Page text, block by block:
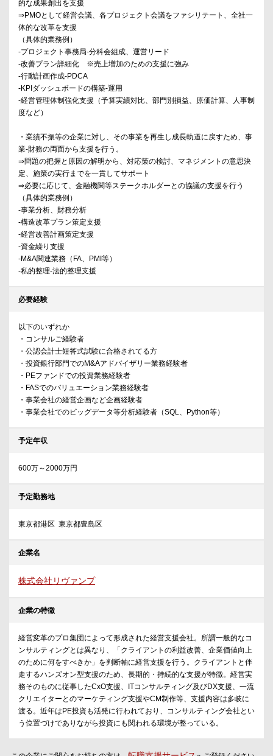
的な成果創出を支援
⇒PMOとして経営会議、各プロジェクト会議をファシリテート、全社一
体的な改革を支援
（具体的業務例）
-プロジェクト事務局-分科会組成、運営リード
-改善プラン詳細化 ※売上増加のための支援に強み
-行動計画作成-PDCA
-KPIダッシュボードの構築-運用
-経営管理体制強化支援（予算実績対比、部門別損益、原価計算、人事制
度など）
・業績不振等の企業に対し、その事業を再生し成長軌道に戻すため、事
業-財務の両面から支援を行う。
⇒問題の把握と原因の解明から、対応策の検討、マネジメントの意思決
定、施策の実行までを一貫してサポート
⇒必要に応じて、金融機関等ステークホルダーとの協議の支援を行う
（具体的業務例）
-事業分析、財務分析
-構造改革プラン策定支援
-経営改善計画策定支援
-資金繰り支援
-M&A関連業務（FA、PMI等）
-私的整理-法的整理支援
必要経験
以下のいずれか
・コンサルご経験者
・公認会計士短答式試験に合格されてる方
・投資銀行部門でのM&Aアドバイザリー業務経験者
・PEファンドでの投資業務経験者
・FASでのバリュエーション業務経験者
・事業会社の経営企画など企画経験者
・事業会社でのビッグデータ等分析経験者（SQL、Python等）
予定年収
600万～2000万円
予定勤務地
東京都港区 東京都豊島区
企業名
株式会社リヴァンプ
企業の特徴
経営変革のプロ集団によって形成された経営支援会社。所謂一般的なコ
ンサルティングとは異なり、「クライアントの利益改善、企業価値向上
のために何をすべきか」を判断軸に経営支援を行う。クライアントと伴
走するハンズオン型支援のため、長期的・持続的な支援が特徴。経営実
務そのものに従事したCxO支援、ITコンサルティング及びDX支援、一流
クリエイターとのマーケティング支援やCM制作等、支援内容は多岐に
渡る。近年はPE投資も活発に行われており、コンサルティング会社とい
う位置づけでありながら投資にも関われる環境が整っている。